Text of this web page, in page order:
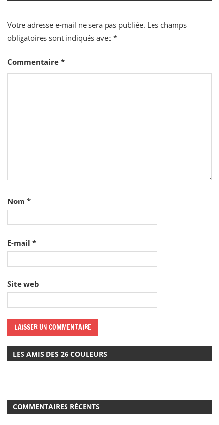
Votre adresse e-mail ne sera pas publiée. Les champs
obligatoires sont indiqués avec *
Commentaire *
Nom *
E-mail *
Site web
LES AMIS DES 26 COULEURS
COMMENTAIRES RÉCENTS